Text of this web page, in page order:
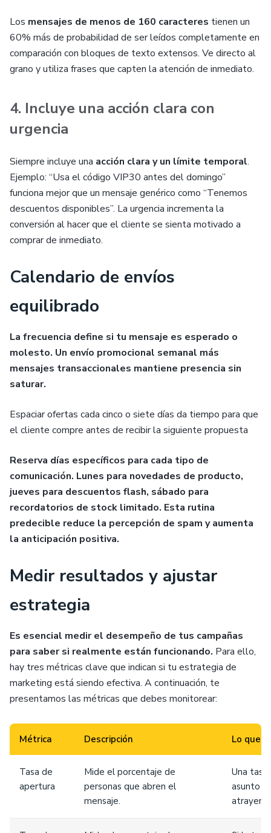
Los mensajes de menos de 160 caracteres tienen un
60% más de probabilidad de ser leídos completamente en
comparación con bloques de texto extensos. Ve directo al
grano y utiliza frases que capten la atención de inmediato.
4. Incluye una acción clara con
urgencia
Siempre incluye una acción clara y un límite temporal.
Ejemplo: “Usa el código VIP30 antes del domingo”
funciona mejor que un mensaje genérico como “Tenemos
descuentos disponibles”. La urgencia incrementa la
conversión al hacer que el cliente se sienta motivado a
comprar de inmediato.
Calendario de envíos
equilibrado
La frecuencia define si tu mensaje es esperado o
molesto. Un envío promocional semanal más
mensajes transaccionales mantiene presencia sin
saturar.
Espaciar ofertas cada cinco o siete días da tiempo para que
el cliente compre antes de recibir la siguiente propuesta
Reserva días específicos para cada tipo de
comunicación. Lunes para novedades de producto,
jueves para descuentos flash, sábado para
recordatorios de stock limitado. Esta rutina
predecible reduce la percepción de spam y aumenta
la anticipación positiva.
Medir resultados y ajustar
estrategia
Es esencial medir el desempeño de tus campañas
para saber si realmente están funcionando. Para ello,
hay tres métricas clave que indican si tu estrategia de
marketing está siendo efectiva. A continuación, te
presentamos las métricas que debes monitorear:
Métrica Descripción Lo que
Tasa de
apertura
Mide el porcentaje de
personas que abren el
mensaje.
Una
asunto o